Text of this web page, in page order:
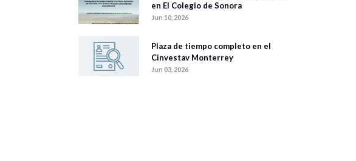
en El Colegio de Sonora
Jun 10, 2026
Plaza de tiempo completo en el
Cinvestav Monterrey
Jun 03, 2026